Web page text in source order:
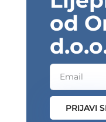
od
PRIJAVI